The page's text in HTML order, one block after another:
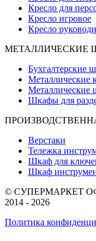
Кресло для
Кресло игровое
Кресло
МЕТАЛЛИЧЕСКИЕ
Бухгалтерские
Металлические
Металлические
Шкафы для
Верстаки
Тележка
Шкаф для
Шкаф
© СУПЕРМАРКЕТ
2014 - 2026
Политика